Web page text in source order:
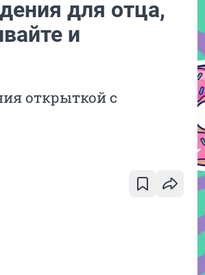
для отца,
и
открыткой с